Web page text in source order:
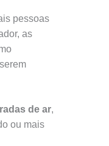
pessoas
as
de ar,
ou mais